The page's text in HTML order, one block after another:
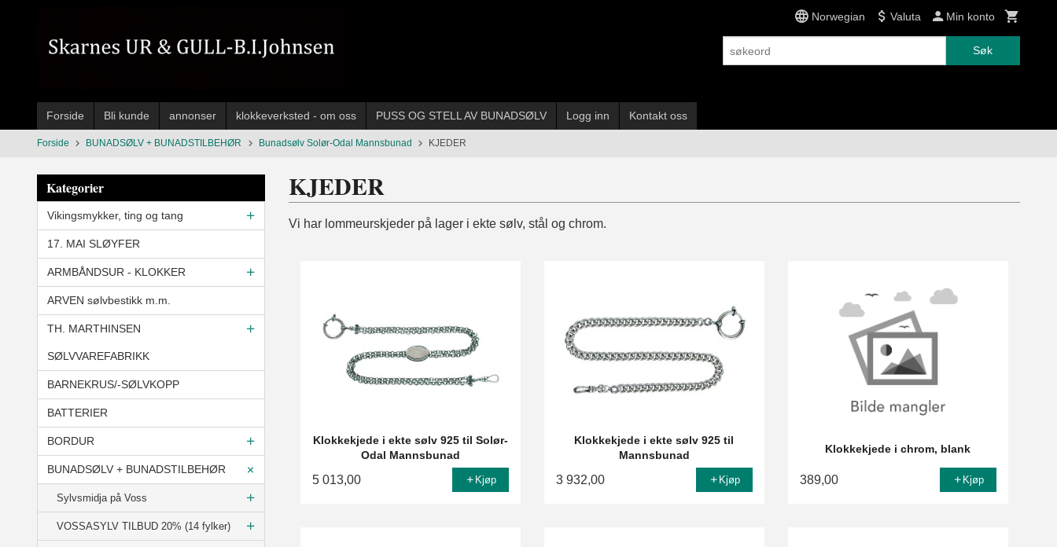
innholdet
Norwegian Valuta Min konto
Søk
Forside Bli kunde annonser klokkeverksted - om oss PUSS OG STELL AV BUNADSØLV Logg inn Kontakt oss
Forside BUNADSØLV + BUNADSTILBEHØR Bunadsølv Solør-Odal Mannsbunad KJEDER
Kategorier
Vikingsmykker, ting og tang
17. MAI SLØYFER
ARMBÅNDSUR - KLOKKER
ARVEN sølvbestikk m.m.
TH. MARTHINSEN
SØLVVAREFABRIKK
BARNEKRUS/-SØLVKOPP
BATTERIER
BORDUR
BUNADSØLV + BUNADSTILBEHØR
Sylvsmidja på Voss
VOSSASYLV TILBUD 20% (14 fylker)
KJEDER
Vi har lommeurskjeder på lager i ekte sølv, stål og chrom.
Klokkekjede i ekte sølv 925 til Solør-
Odal Mannsbunad
5 013,00 Kjøp
Klokkekjede i ekte sølv 925 til
Mannsbunad
3 932,00 Kjøp
Klokkekjede i chrom, blank
389,00 Kjøp